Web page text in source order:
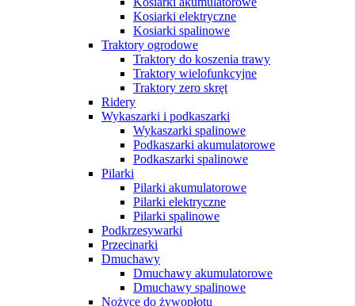
Kosiarki elektryczne
Kosiarki spalinowe
Traktory ogrodowe
Traktory do koszenia trawy
Traktory wielofunkcyjne
Traktory zero skręt
Ridery
Wykaszarki i podkaszarki
Wykaszarki spalinowe
Podkaszarki akumulatorowe
Podkaszarki spalinowe
Pilarki
Pilarki akumulatorowe
Pilarki elektryczne
Pilarki spalinowe
Podkrzesywarki
Przecinarki
Dmuchawy
Dmuchawy akumulatorowe
Dmuchawy spalinowe
Nożyce do żywopłotu